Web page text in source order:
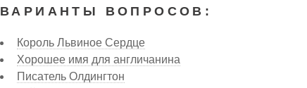
ВАРИАНТЫ ВОПРОСОВ:
Король Львиное Сердце
Хорошее имя для англичанина
Писатель Олдингтон